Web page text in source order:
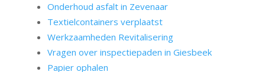
Onderhoud asfalt in Zevenaar
Textielcontainers verplaatst
Werkzaamheden Revitalisering
Vragen over inspectiepaden in Giesbeek
Papier ophalen